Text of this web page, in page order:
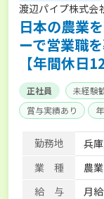
渡辺パイプ株式会
日本の農業
ーで営業職
【年間休日
正社員 未経験
賞与実績あり
産休･育休取得実績
勤務地
兵
業 種
農
給 与
月